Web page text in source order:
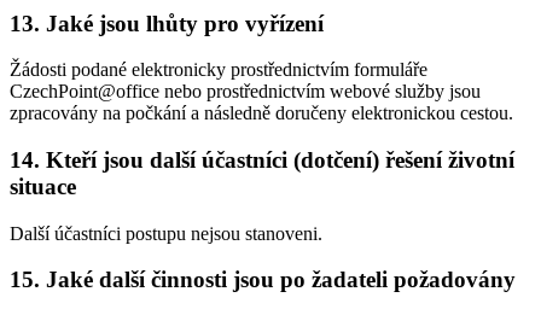
13. Jaké jsou lhůty pro vyřízení
Žádosti podané elektronicky prostřednictvím formuláře
CzechPoint@office nebo prostřednictvím webové služby jsou
zpracovány na počkání a následně doručeny elektronickou cestou.
14. Kteří jsou další účastníci (dotčení) řešení životní
situace
Další účastníci postupu nejsou stanoveni.
15. Jaké další činnosti jsou po žadateli požadovány